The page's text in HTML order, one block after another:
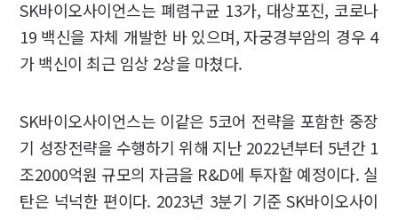
SK바이오사이언스는 폐렴구균 13가, 대상포진, 코로나
19 백신을 자체 개발한 바 있으며, 자궁경부암의 경우 4
가 백신이 최근 임상 2상을 마쳤다.
SK바이오사이언스는 이같은 5코어 전략을 포함한 중장
기 성장전략을 수행하기 위해 지난 2022년부터 5년간 1
조2000억원 규모의 자금을 R&D에 투자할 예정이다. 실
탄은 넉넉한 편이다. 2023년 3분기 기준 SK바이오사이